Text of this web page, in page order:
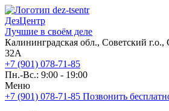
ДезЦентр
Лучшие в своём деле
Калининградская обл., Советский
32А
+7 (901) 078-71-85
Пн.-Вс.: 9:00 - 19:00
Меню
+7 (901) 078-71-85 Позвонить